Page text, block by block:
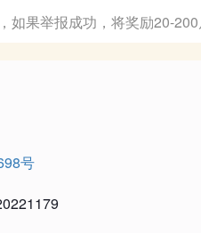
如果举报成功，将奖励20-
号